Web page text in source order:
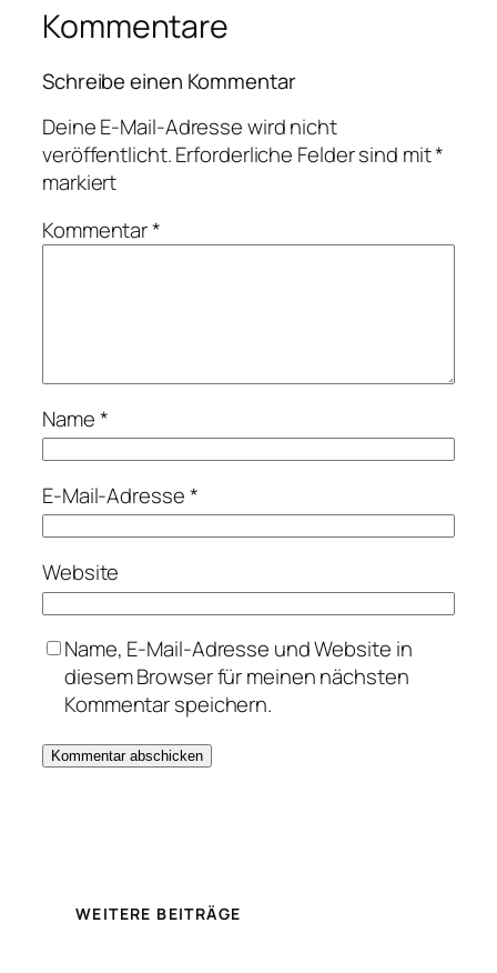
Kommentare
Schreibe einen Kommentar
Deine E-Mail-Adresse wird nicht
veröffentlicht.Erforderliche Felder sind mit*
markiert
Kommentar*
Name*
E-Mail-Adresse*
Website
Name, E-Mail-Adresse und Website in
diesem Browser für meinen nächsten
Kommentar speichern.
WEITERE BEITRÄGE